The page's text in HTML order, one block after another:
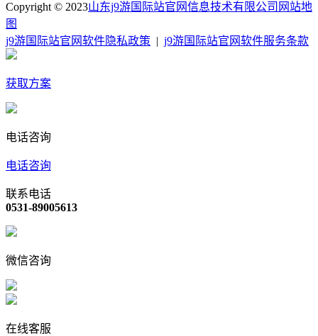
Copyright © 2023山东j9游国际站官网信息技术有限公司 网站地
图
j9游国际站官网软件隐私政策
j9游国际站官网软件服务条款
获取方案
电话咨询
电话咨询
联系电话
0531-89005613
微信咨询
在线客服